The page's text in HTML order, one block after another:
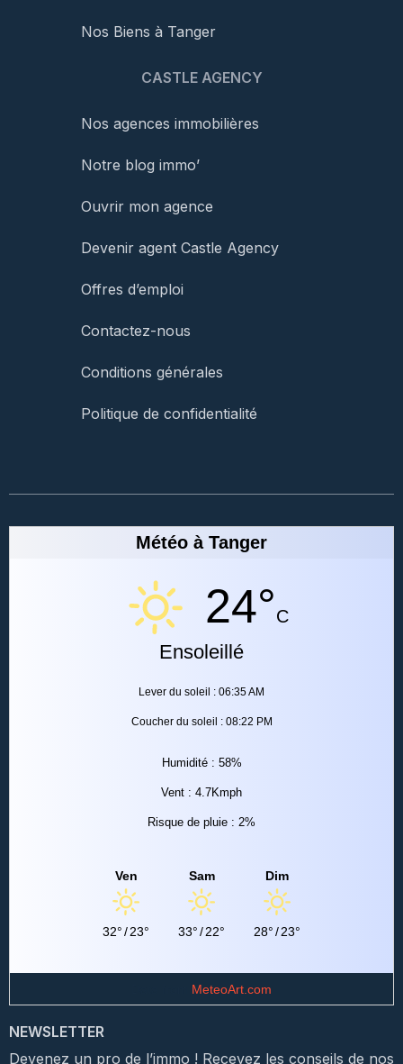
Nos Biens à Tanger
CASTLE AGENCY
Nos agences immobilières
Notre blog immo’
Ouvrir mon agence
Devenir agent Castle Agency
Offres d’emploi
Contactez-nous
Conditions générales
Politique de confidentialité
Météo à Tanger
24°C
Ensoleillé
Lever du soleil : 06:35 AM
Coucher du soleil : 08:22 PM
Humidité : 58%
Vent : 4.7Kmph
Risque de pluie : 2%
Ven
32°/23°
Sam
33°/22°
Dim
28°/23°
MeteoArt.com
NEWSLETTER
Devenez un pro de l’immo ! Recevez les conseils de nos